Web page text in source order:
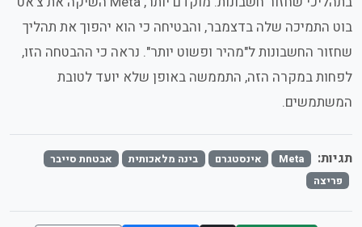
בוט התמיכה שלה בדצמבר, והבטיחה כי הוא יהפוך את תהליך
שחזור החשבונות ל"מהיר ופשוט יותר". נראה כי ההבטחה הזו,
לפחות במקרה הזה, התממשה באופן שלא יועד לטובת
המשתמשים.
תגיות: Meta אינסטגרם בינה מלאכותית
אבטחת סייבר
פריצה